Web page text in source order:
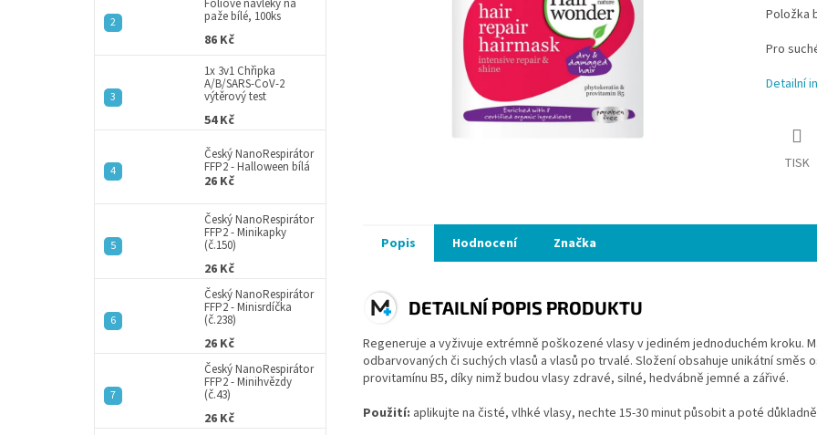
paže bílé, 100ks
86 Kč
1x 3v1 Chřipka
A/B/SARS-CoV-2
výtěrový test
54 Kč
Český NanoRespirátor
FFP2 - Halloween bílá
26 Kč
Český NanoRespirátor
FFP2 - Minikapky
(č.150)
26 Kč
Český NanoRespirátor
FFP2 - Minisrdíčka
(č.238)
26 Kč
Český NanoRespirátor
FFP2 - Minihvězdy
(č.43)
26 Kč
Položka
Pro
Detailní
TISK
Popis Hodnocení Značka
DETAILNÍ POPIS PRODUKTU
Regeneruje a vyživuje extrémně poškozené vlasy v jediném jednoduchém kroku.
odbarvovaných či suchých vlasů a vlasů po trvalé. Složení obsahuje unikátní
provitamínu B5, díky nimž budou vlasy zdravé, silné, hedvábně jemné a zářivé.
Použití: aplikujte na čisté, vlhké vlasy, nechte 15-30 minut působit a poté